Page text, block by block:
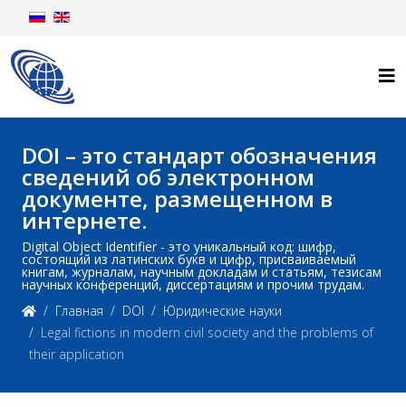
DOI – это стандарт обозначения
сведений об электронном
документе, размещенном в
интернете.
Digital Object Identifier - это уникальный код: шифр,
состоящий из латинских букв и цифр, присваиваемый
книгам, журналам, научным докладам и статьям, тезисам
научных конференций, диссертациям и прочим трудам.
Главная
DOI
Юридические науки
Legal fictions in modern civil society and the problems of
their application